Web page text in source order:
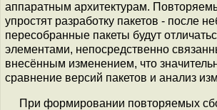
аппаратным архитектурам.
упростят разработку пакетов - после
пересобранные пакеты будут
элементами, непосредственно
внесённым изменением, что
сравнение версий пакетов и анализ
При формировании повторяемых